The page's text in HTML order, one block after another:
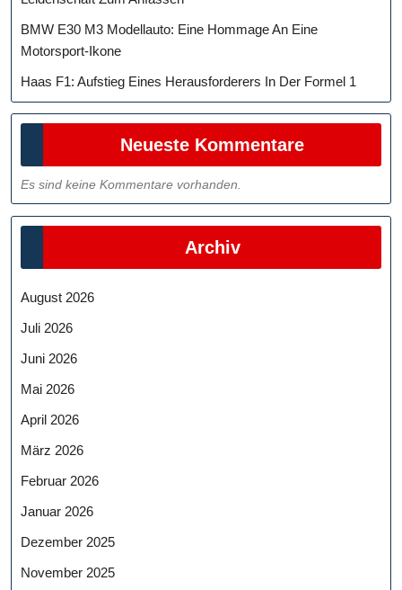
BMW E30 M3 Modellauto: Eine Hommage An Eine
Motorsport-Ikone
Haas F1: Aufstieg Eines Herausforderers In Der Formel 1
Neueste Kommentare
Es sind keine Kommentare vorhanden.
Archiv
August 2026
Juli 2026
Juni 2026
Mai 2026
April 2026
März 2026
Februar 2026
Januar 2026
Dezember 2025
November 2025